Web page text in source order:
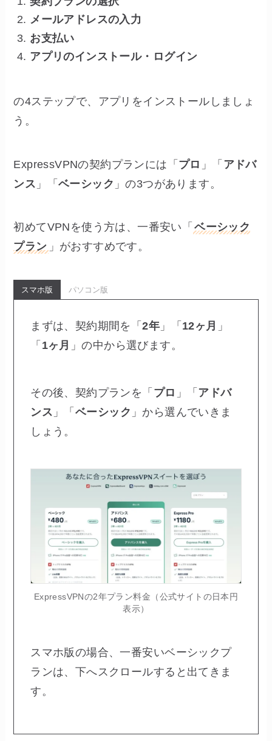
メールアドレスの入力
お支払い
アプリのインストール・ログイン
の4ステップで、アプリをインストールしましょ
う。
ExpressVPNの契約プランには「 プロ 」「 アドバ
ンス 」「ベーシック 」の3つがあります。
初めてVPNを使う方は、一番安い「 ベーシック
プラン 」がおすすめです。
スマホ版 パソコン版
まずは、契約期間を「2年 」「 12ヶ月 」
「 1ヶ月 」の中から選びます。
その後、契約プランを「 プロ 」「 アドバ
ンス 」「 ベーシック 」から選んでいきま
しょう。
ExpressVPNの2年プラン料金（公式サイトの日本円
表示）
スマホ版の場合、一番安いベーシックプ
ランは、下へスクロールすると出てきま
す。